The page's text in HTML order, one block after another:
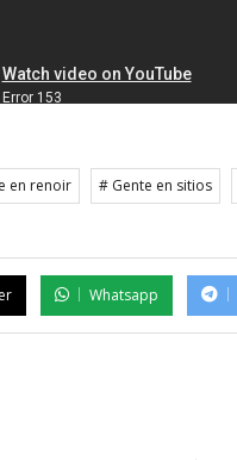
en renoir # Gente en sitios
Whatsapp